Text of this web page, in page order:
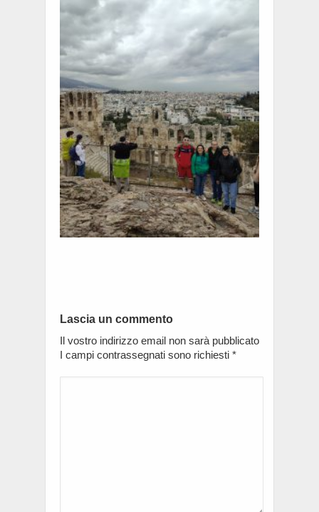
Lascia un commento
Il vostro indirizzo email non sarà pubblicato
I campi contrassegnati sono richiesti *